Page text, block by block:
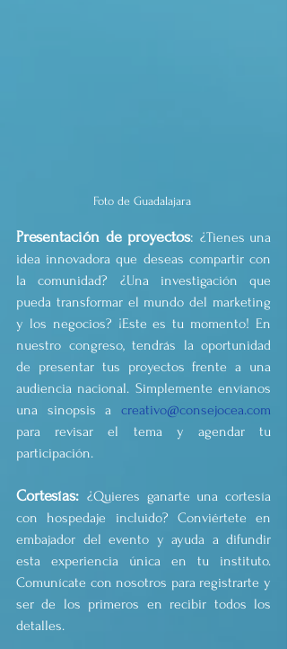
Foto de Guadalajara
Presentación de proyectos: ¿Tienes una
idea innovadora que deseas compartir con
la comunidad? ¿Una investigación que
pueda transformar el mundo del marketing
y los negocios? ¡Este es tu momento! En
nuestro congreso, tendrás la oportunidad
de presentar tus proyectos frente a una
audiencia nacional. Simplemente envíanos
una sinopsis a creativo@consejocea.com
para revisar el tema y agendar tu
participación.
Cortesías: ¿Quieres ganarte una cortesía
con hospedaje incluido? Conviértete en
embajador del evento y ayuda a difundir
esta experiencia única en tu instituto.
Comunícate con nosotros para registrarte y
ser de los primeros en recibir todos los
detalles.